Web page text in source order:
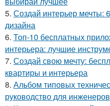
5. Создай интерьер мечты:
дизайна
6. Топ-10 бесплатных
интерьера: лучшие
7. Создай свою мечту:
квартиры и интерьера
8. Альбом типовых
руководство для инженеров